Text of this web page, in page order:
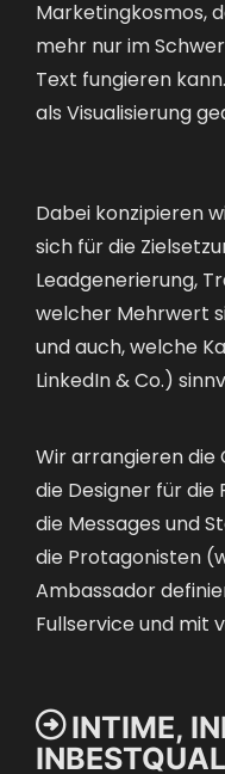
Marketingkosmos,
mehr nur im
Text fungieren
als Visualisierung
Dabei konzipieren
sich für die
Leadgenerierung,
welcher Mehrwert
und auch, welche
LinkedIn & Co.)
Wir arrangieren die
die Designer für
die Messages und
die Protagonisten
Ambassador
Fullservice und mit
 INTIME,